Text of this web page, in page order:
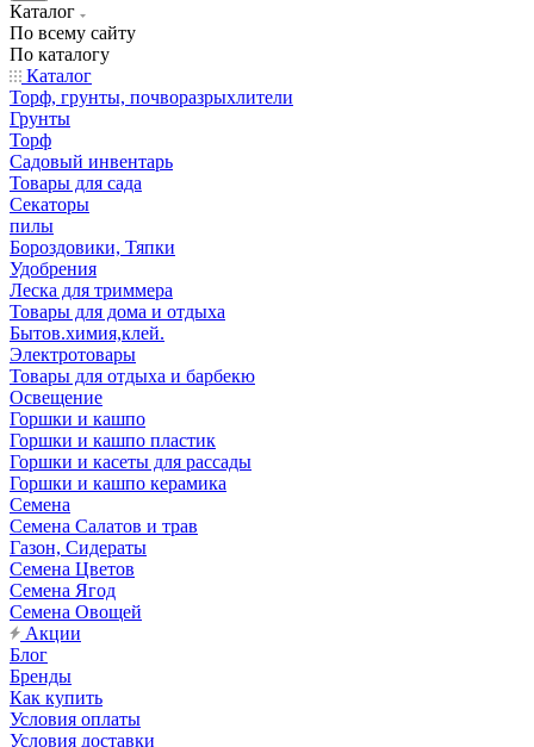
Каталог
По всему сайту
По каталогу
Каталог
Торф, грунты, почворазрыхлители
Грунты
Торф
Садовый инвентарь
Товары для сада
Секаторы
пилы
Бороздовики, Тяпки
Удобрения
Леска для триммера
Товары для дома и отдыха
Бытов.химия,клей.
Электротовары
Товары для отдыха и барбекю
Освещение
Горшки и кашпо
Горшки и кашпо пластик
Горшки и касеты для рассады
Горшки и кашпо керамика
Семена
Семена Салатов и трав
Газон, Сидераты
Семена Цветов
Семена Ягод
Семена Овощей
Акции
Блог
Бренды
Как купить
Условия оплаты
Условия доставки